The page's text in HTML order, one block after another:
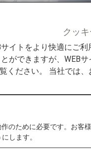
ネス
200neoビジネスクラ
の座席
・シートについての
クッ
イトをより快適にご
ができますが、WEB
ください。 当社では
のために必要です。お客
します。